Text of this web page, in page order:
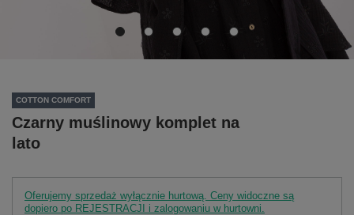
COTTON COMFORT
Czarny muślinowy komplet na
lato
Oferujemy sprzedaż wyłącznie hurtową. Ceny widoczne są
dopiero po REJESTRACJI i zalogowaniu w hurtowni.